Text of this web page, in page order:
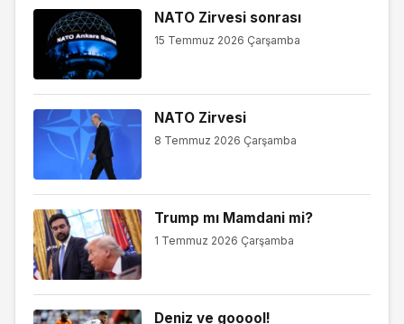
NATO Zirvesi sonrası
15 Temmuz 2026 Çarşamba
NATO Zirvesi
8 Temmuz 2026 Çarşamba
Trump mı Mamdani mi?
1 Temmuz 2026 Çarşamba
Deniz ve gooool!